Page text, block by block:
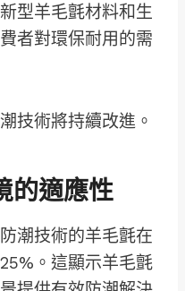
型羊毛氈材料和生
者對環保耐用的需
技術將持續改進。
的適應性
潮技術的羊毛氈在
。這顯示羊毛氈